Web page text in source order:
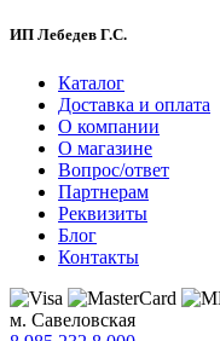
ИП Лебедев Г.С.
Каталог
Доставка и оплата
О компании
О магазине
Вопрос/ответ
Партнерам
Реквизиты
Блог
Контакты
м. Савеловская